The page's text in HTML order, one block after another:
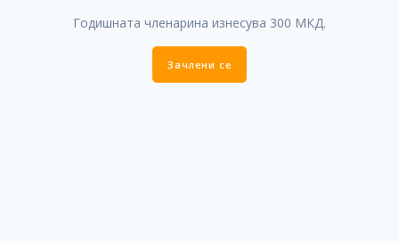
Годишната членарина изнесува 300 МКД.
Зачлени се